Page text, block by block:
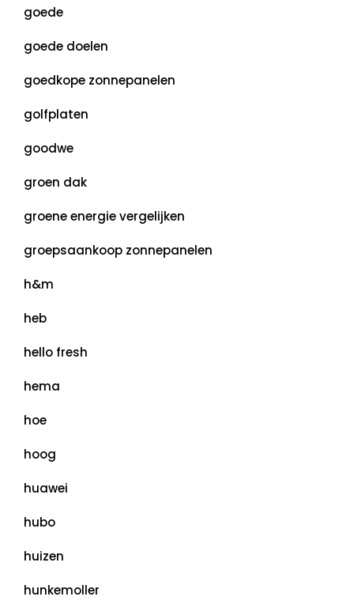
goede
goede doelen
goedkope zonnepanelen
golfplaten
goodwe
groen dak
groene energie vergelijken
groepsaankoop zonnepanelen
h&m
heb
hello fresh
hema
hoe
hoog
huawei
hubo
huizen
hunkemoller